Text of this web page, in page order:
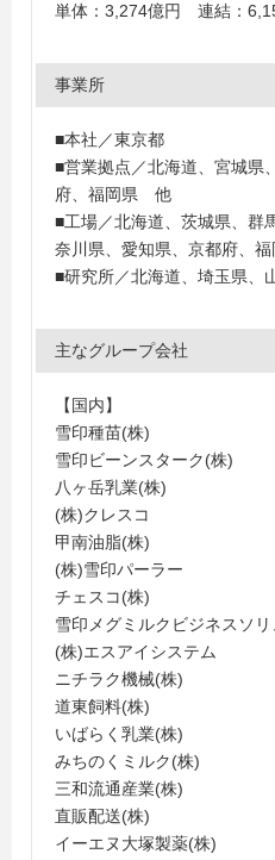
単体：3,274億円 連結：
事業所
■本社／東京都
■営業拠点／北海道、宮城県
府、福岡県 他
■工場／北海道、茨城県、群
奈川県、愛知県、京都府、福
■研究所／北海道、埼玉県、
主なグループ会社
【国内】
雪印種苗(株)
雪印ビーンスターク(株)
八ヶ岳乳業(株)
(株)クレスコ
甲南油脂(株)
(株)雪印パーラー
チェスコ(株)
雪印メグミルクビジネスソ
(株)エスアイシステム
ニチラク機械(株)
道東飼料(株)
いばらく乳業(株)
みちのくミルク(株)
三和流通産業(株)
直販配送(株)
イーエヌ大塚製薬(株)